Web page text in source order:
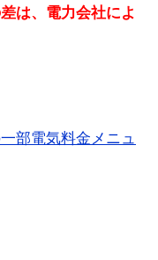
は、電力会社によ
部電気料金メニュ